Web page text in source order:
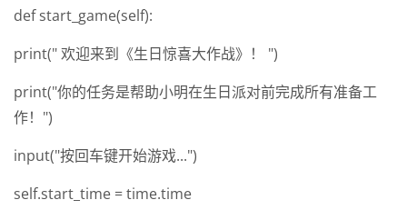
def start_game(self):
print(" 欢迎来到《生日惊喜大作战》！ ")
print("你的任务是帮助小明在生日派对前完成所有准备工
作！")
input("按回车键开始游戏...")
self.start_time = time.time